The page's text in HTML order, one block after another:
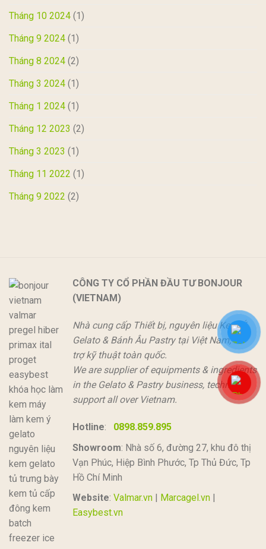
Tháng 10 2024 (1)
Tháng 9 2024 (1)
Tháng 8 2024 (2)
Tháng 3 2024 (1)
Tháng 1 2024 (1)
Tháng 12 2023 (2)
Tháng 3 2023 (1)
Tháng 11 2022 (1)
Tháng 9 2022 (2)
CÔNG TY CỔ PHẦN ĐẦU TƯ BONJOUR
(VIETNAM)
Nhà cung cấp Thiết bị, nguyên liệu Kem Ý
Gelato & Bánh Âu Pastry tại Việt Nam, hỗ
trợ kỹ thuật toàn quốc.
We are supplier of equipments & ingredients
in the Gelato & Pastry business, technical
support all over Vietnam.
Hotline: 0898.859.895
Showroom: Nhà số 6, đường 27, khu đô thị
Vạn Phúc, Hiệp Bình Phước, Tp Thủ Đức, Tp
Hồ Chí Minh
Website: Valmar.vn Marcagel.vn
Easybest.vn